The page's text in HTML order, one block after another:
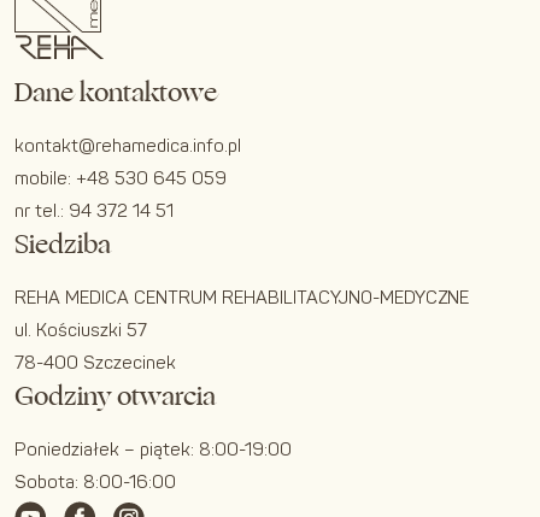
Dane kontaktowe
kontakt@rehamedica.info.pl
mobile: +48 530 645 059
nr tel.: 94 372 14 51
Siedziba
REHA MEDICA CENTRUM REHABILITACYJNO-MEDYCZNE
ul. Kościuszki 57
78-400 Szczecinek
Godziny otwarcia
Poniedziałek – piątek: 8:00-19:00
Sobota: 8:00-16:00